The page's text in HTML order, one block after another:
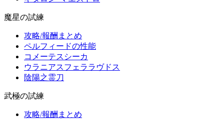
魔星の試練
攻略/報酬まとめ
ペルフィードの性能
コメーテスシーカ
ウラニアスフェララヴドス
陰陽之霊刀
武極の試練
攻略/報酬まとめ